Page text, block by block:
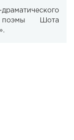
поэмы Шота